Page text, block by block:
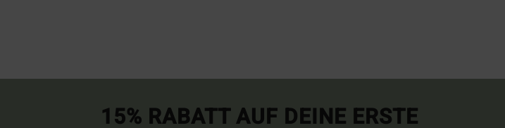
15% RABATT AUF DEINE ERSTE